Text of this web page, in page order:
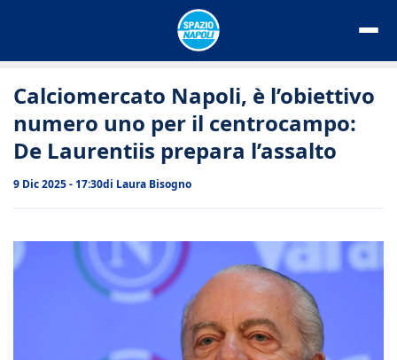
Calciomercato Napoli, è l’obiettivo
numero uno per il centrocampo:
De Laurentiis prepara l’assalto
9 Dic 2025 - 17:30di Laura Bisogno